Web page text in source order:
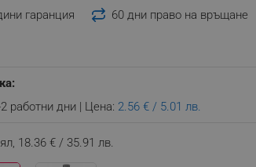
гаранция 60 дни право на връщане
работни дни | Цена: 2.56 € / 5.01 лв.
18.36 € / 35.91 лв.